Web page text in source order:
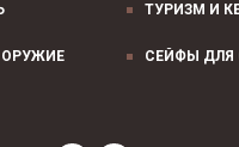
ТУРИЗМ И
СЕЙФЫ ДЛЯ